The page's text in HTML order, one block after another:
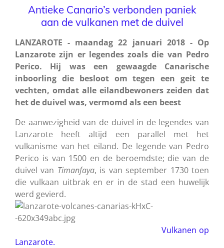
Antieke Canario’s verbonden paniek
aan de vulkanen met de duivel
LANZAROTE - maandag 22 januari 2018 - Op
Lanzarote zijn er legendes zoals die van Pedro
Perico. Hij was een gewaagde Canarische
inboorling die besloot om tegen een geit te
vechten, omdat alle eilandbewoners zeiden dat
het de duivel was, vermomd als een beest
De aanwezigheid van de duivel in de legendes van
Lanzarote heeft altijd een parallel met het
vulkanisme van het eiland. De legende van Pedro
Perico is van 1500 en de beroemdste; die van de
duivel van Timanfaya, is van september 1730 toen
die vulkaan uitbrak en er in de stad een huwelijk
werd gevierd.
Vulkanen op
Lanzarote.